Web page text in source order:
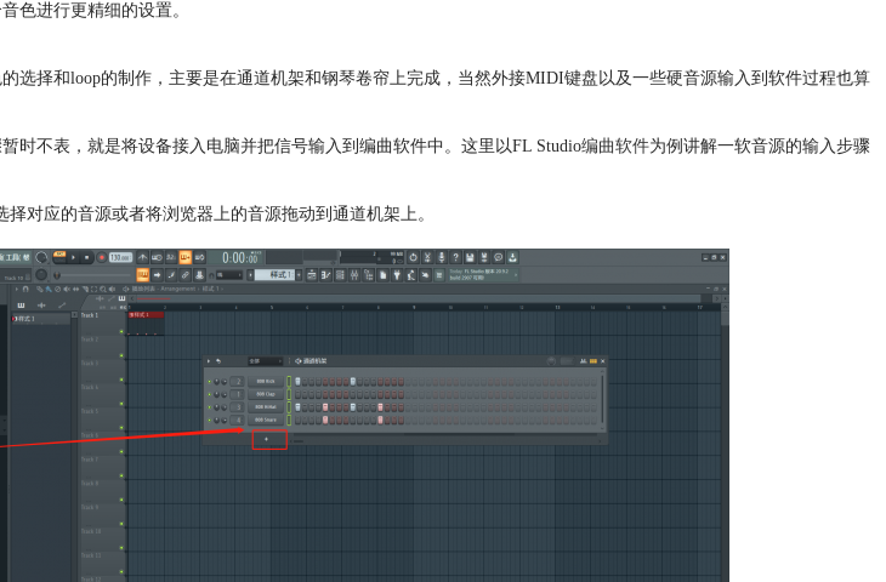
色进行更精细的设置。
选择和loop的制作，主要是在通道机架和钢琴卷帘上完成，当然外接MIDI键盘以及一些硬音源输入到软件过程也算
时不表，就是将设备接入电脑并把信号输入到编曲软件中。这里以FL Studio编曲软件为例讲解一软音源的输入步骤
择对应的音源或者将浏览器上的音源拖动到通道机架上。